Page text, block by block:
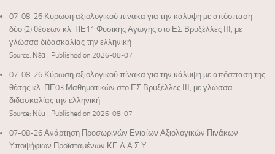
07-08-26 Κύρωση αξιολογικού πίνακα για την κάλυψη με απόσπαση
δύο (2) θέσεων κλ. ΠΕ11 Φυσικής Αγωγής στο ΕΣ Βρυξέλλες ΙΙΙ, με
γλώσσα διδασκαλίας την ελληνική
Source: Νέα Published on 2026-08-07
07-08-26 Κύρωση αξιολογικού πίνακα για την κάλυψη με απόσπαση της
θέσης κλ. ΠΕ03 Μαθηματικών στο ΕΣ Βρυξέλλες ΙΙΙ, με γλώσσα
διδασκαλίας την ελληνική
Source: Νέα Published on 2026-08-07
07-08-26 Ανάρτηση Προσωρινών Ενιαίων Αξιολογικών Πινάκων
Υποψήφιων Προϊσταμένων ΚΕ.Δ.Α.Σ.Υ.